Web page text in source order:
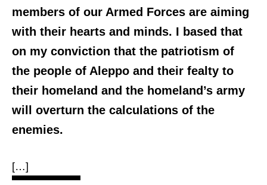
members of our Armed Forces are aiming
with their hearts and minds. I based that
on my conviction that the patriotism of
the people of Aleppo and their fealty to
their homeland and the homeland’s army
will overturn the calculations of the
enemies.
[…]